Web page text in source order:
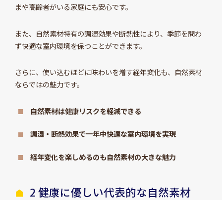
まや高齢者がいる家庭にも安心です。
また、自然素材特有の調湿効果や断熱性により、季節を問わ
ず快適な室内環境を保つことができます。
さらに、使い込むほどに味わいを増す経年変化も、自然素材
ならではの魅力です。
自然素材は健康リスクを軽減できる
調湿・断熱効果で一年中快適な室内環境を実現
経年変化を楽しめるのも自然素材の大きな魅力
2 健康に優しい代表的な自然素材